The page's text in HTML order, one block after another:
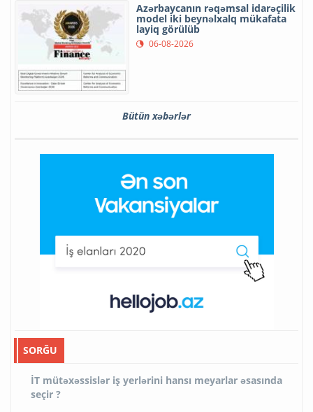
Azərbaycanın rəqəmsal idarəçilik
model iki beynəlxalq mükafata
layiq görülüb
06-08-2026
Bütün xəbərlər
SORĞU
İT mütəxəssislər iş yerlərini hansı meyarlar əsasında
seçir ?